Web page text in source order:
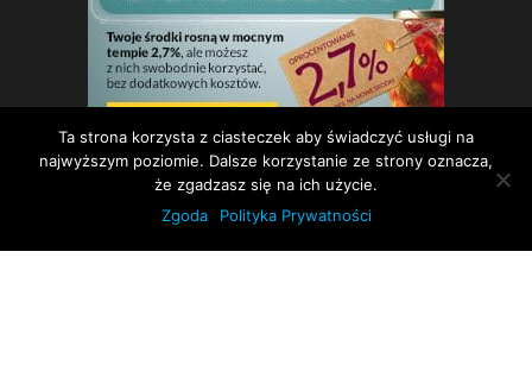
Dumnie wspierane przezWordPress |Motyw:
Ta strona korzysta z ciasteczek aby świadczyć usługi na
najwyższym poziomie. Dalsze korzystanie ze strony oznacza,
że zgadzasz się na ich użycie.
Zgoda
Polityka Prywatności